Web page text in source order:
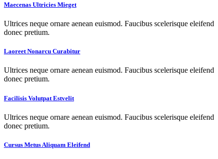
Maecenas Ultricies Mieget
Ultrices neque ornare aenean euismod. Faucibus scelerisque eleifend
donec pretium.
Laoreet Nonarcu Curabitur
Ultrices neque ornare aenean euismod. Faucibus scelerisque eleifend
donec pretium.
Facilisis Volutpat Estvelit
Ultrices neque ornare aenean euismod. Faucibus scelerisque eleifend
donec pretium.
Cursus Metus Aliquam Eleifend